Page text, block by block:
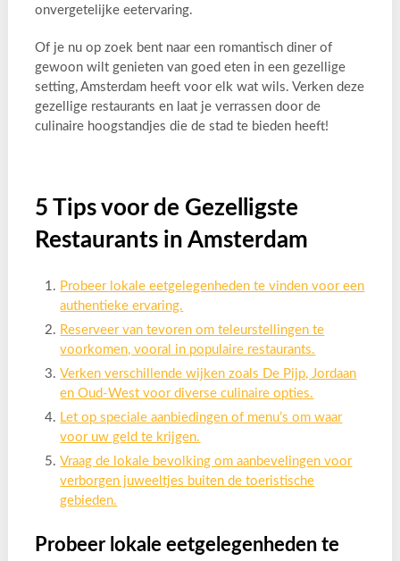
onvergetelijke eetervaring.
Of je nu op zoek bent naar een romantisch diner of
gewoon wilt genieten van goed eten in een gezellige
setting, Amsterdam heeft voor elk wat wils. Verken deze
gezellige restaurants en laat je verrassen door de
culinaire hoogstandjes die de stad te bieden heeft!
5 Tips voor de Gezelligste
Restaurants in Amsterdam
Probeer lokale eetgelegenheden te vinden voor een
authentieke ervaring.
Reserveer van tevoren om teleurstellingen te
voorkomen, vooral in populaire restaurants.
Verken verschillende wijken zoals De Pijp, Jordaan
en Oud-West voor diverse culinaire opties.
Let op speciale aanbiedingen of menu’s om waar
voor uw geld te krijgen.
Vraag de lokale bevolking om aanbevelingen voor
verborgen juweeltjes buiten de toeristische
gebieden.
Probeer lokale eetgelegenheden te